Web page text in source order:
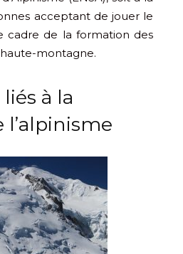
acceptant de jouer le
cadre de la formation des
montagne.
à la
l’alpinisme